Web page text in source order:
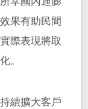
果有助民間
際表現將取
。
續擴大客戶